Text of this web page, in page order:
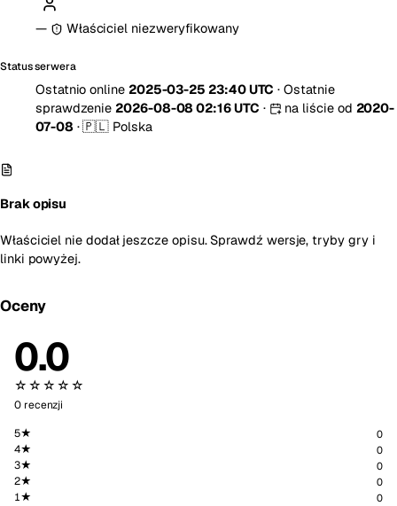
— Właściciel niezweryfikowany
Status serwera
Ostatnio online 2025-03-25 23:40 UTC · Ostatnie
sprawdzenie 2026-08-08 02:16 UTC · na liście od 2020-
07-08 · 🇵🇱 Polska
Brak opisu
Właściciel nie dodał jeszcze opisu. Sprawdź wersje, tryby gry i
linki powyżej.
Oceny
0.0
☆☆☆☆☆
0 recenzji
5★
0
4★ 0
3★ 0
2★ 0
1★ 0